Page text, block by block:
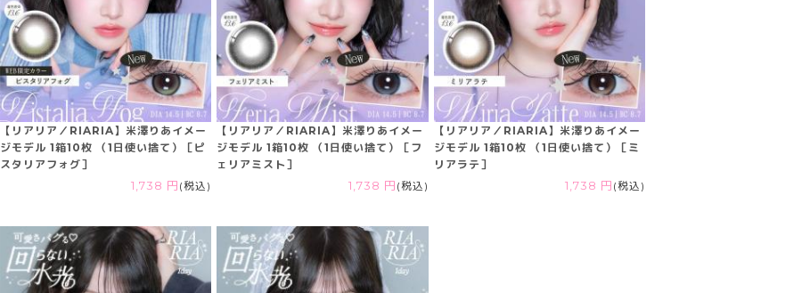
【リアリア／RIARIA】米澤りあイメー
ジモデル 1箱10枚 （1日使い捨て）［ピ
スタリアフォグ］
1,738 円 (税込)
【リアリア／RIARIA】米澤りあイメー
ジモデル 1箱10枚 （1日使い捨て）［フ
ェリアミスト］
1,738 円 (税込)
【リアリア／RIARIA】米澤りあイメー
ジモデル 1箱10枚 （1日使い捨て）［ミ
リアラテ］
1,738 円 (税込)